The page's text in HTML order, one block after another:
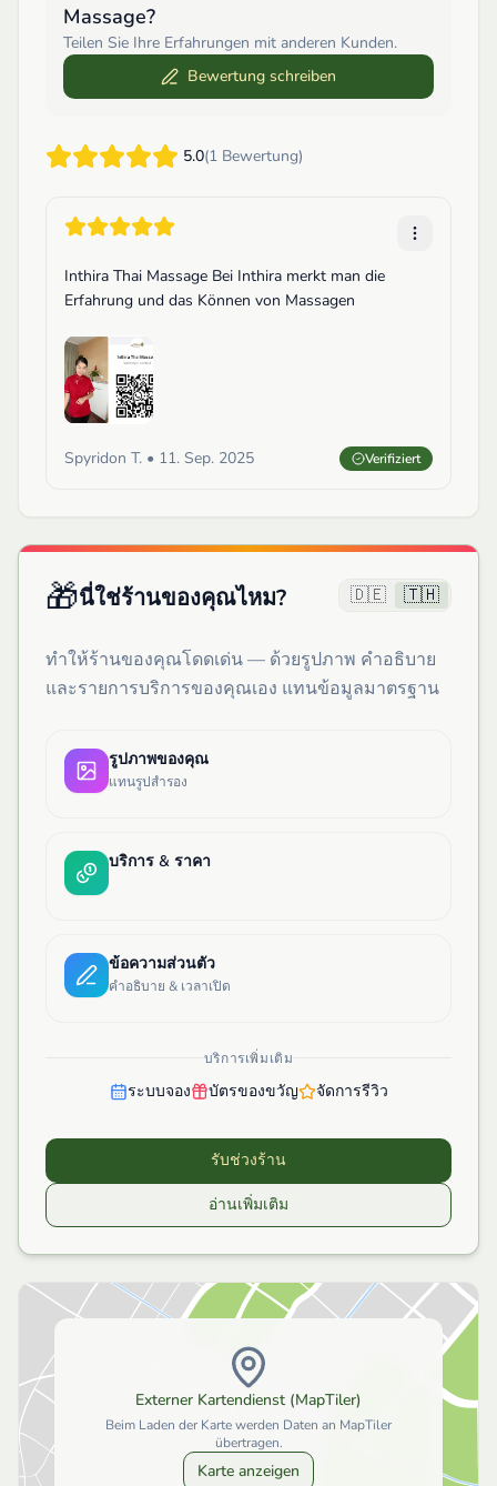
Massage?
Teilen Sie Ihre Erfahrungen mit anderen Kunden.
Bewertung schreiben
5.0(1 Bewertung)
Aktionen
Inthira Thai Massage Bei Inthira merkt man die
Erfahrung und das Können von Massagen
Spyridon T. • 11. Sep. 2025 Verifiziert
🎁นี่ใช่ร้านของคุณไหม? 🇩🇪 🇹🇭
ทำให้ร้านของคุณโดดเด่น — ด้วยรูปภาพ คำอธิบาย
และรายการบริการของคุณเอง แทนข้อมูลมาตรฐาน
รูปภาพของคุณ
แทนรูปสำรอง
บริการ & ราคา
ข้อความส่วนตัว
คำอธิบาย & เวลาเปิด
บริการเพิ่มเติม
ระบบจอง บัตรของขวัญ จัดการรีวิว
รับช่วงร้าน
อ่านเพิ่มเติม
Externer Kartendienst (MapTiler)
Beim Laden der Karte werden Daten an MapTiler
übertragen.
Karte anzeigen